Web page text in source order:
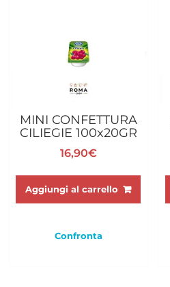
MINI CONFETTURA
CILIEGIE 100x20GR
16,90€
Aggiungi al carrello
Confronta